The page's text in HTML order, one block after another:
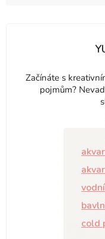
Začínáte s
pojmům?
cold